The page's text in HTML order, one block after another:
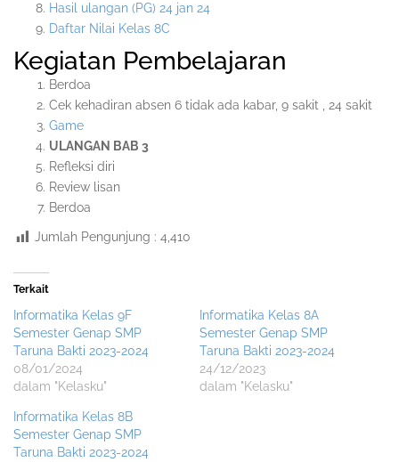
Hasil ulangan (PG) 24 jan 24
Daftar Nilai Kelas 8C
Kegiatan Pembelajaran
Berdoa
Cek kehadiran absen 6 tidak ada kabar, 9 sakit , 24 sakit
Game
ULANGAN BAB 3
Refleksi diri
Review lisan
Berdoa
Jumlah Pengunjung : 4,410
Terkait
Informatika Kelas 9F
Semester Genap SMP
Taruna Bakti 2023-2024
08/01/2024
dalam "Kelasku"
Informatika Kelas 8A
Semester Genap SMP
Taruna Bakti 2023-2024
24/12/2023
dalam "Kelasku"
Informatika Kelas 8B
Semester Genap SMP
Taruna Bakti 2023-2024